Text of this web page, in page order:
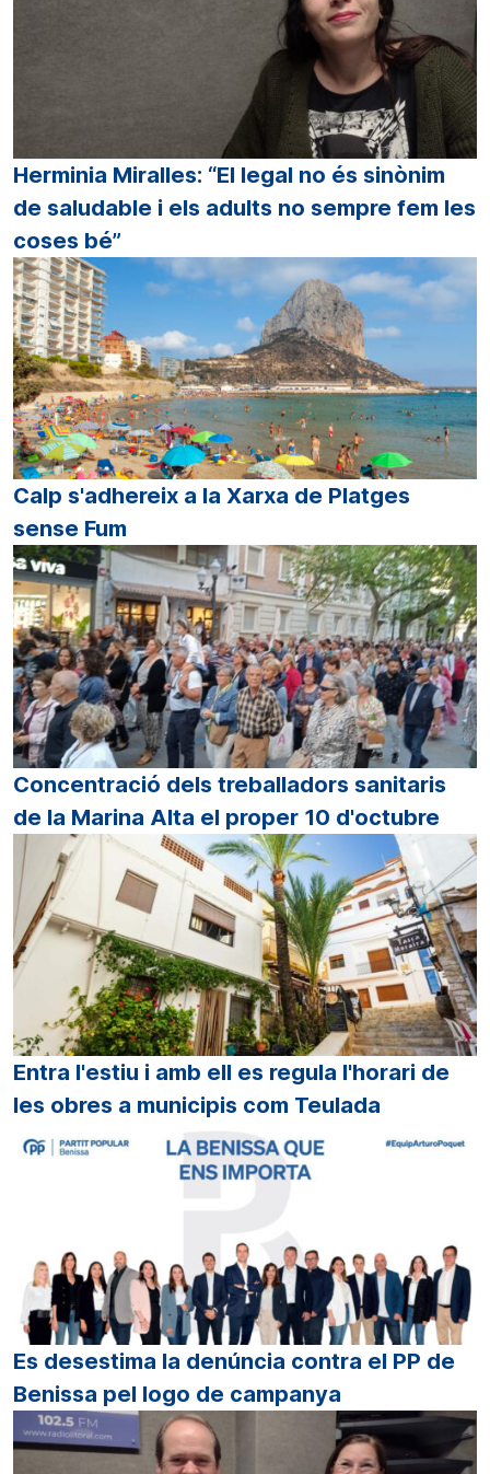
Herminia Miralles: “El legal no és sinònim
de saludable i els adults no sempre fem les
coses bé”
Calp s'adhereix a la Xarxa de Platges
sense Fum
Concentració dels treballadors sanitaris
de la Marina Alta el proper 10 d'octubre
Entra l'estiu i amb ell es regula l'horari de
les obres a municipis com Teulada
Es desestima la denúncia contra el PP de
Benissa pel logo de campanya